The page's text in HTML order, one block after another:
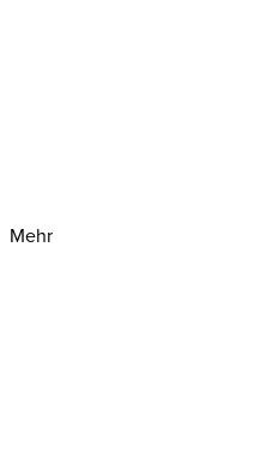
Mehr